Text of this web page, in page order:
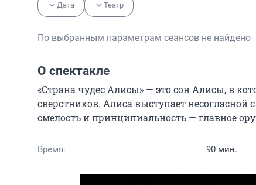
Дата Театр
По выбранным параметрам сеансов не найдено
О спектакле
«Страна чудес Алисы» — это сон Алисы, в
сверстников. Алиса выступает
смелость и принципиальность — главное
Время: 90 мин.